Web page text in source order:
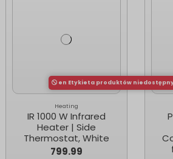
Heating
IR 1000 W Infrared
Heater | Side
Thermostat, White
799.99
en Etykieta produktów